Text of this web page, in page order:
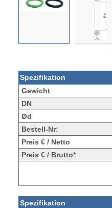
Spezifikation
Gewicht
DN
Ød
Bestell-Nr:
Preis € / Netto
Preis € / Brutto*
Spezifikation